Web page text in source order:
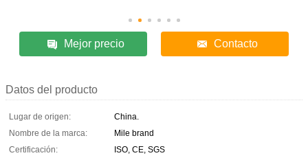
Mejor precio Contacto
Datos del producto
Lugar de origen:
China.
Nombre de la marca:
Mile brand
Certificación:
ISO, CE, SGS